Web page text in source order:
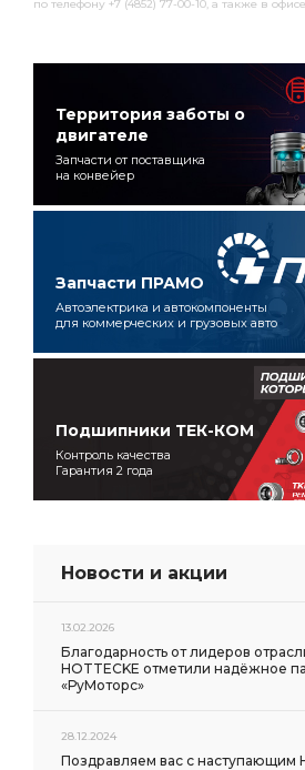
по телефону +7 (4852) 77-00-10, а также в
Территория заботы о
двигателе
Запчасти от поставщика
на конвейер
Запчасти ПРАМО
Автоэлектрика и автокомпоненты
для коммерческих и грузовых авто
Подшипники ТЕК-КОМ
Контроль качества
Гарантия 2 года
Новости и акции
13.02.2026
Благодарность от лидеров
HOTTECKE отметили надёжное
«РуМоторс»
28.12.2024
Поздравляем вас с наступающим